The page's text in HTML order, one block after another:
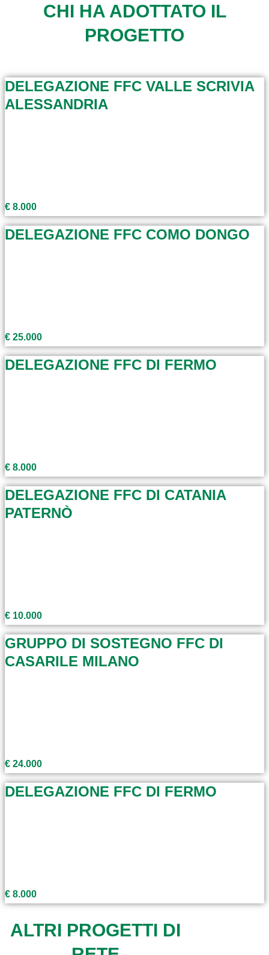
CHI HA ADOTTATO IL
PROGETTO
DELEGAZIONE FFC VALLE SCRIVIA
ALESSANDRIA
€ 8.000
DELEGAZIONE FFC COMO DONGO
€ 25.000
DELEGAZIONE FFC DI FERMO
€ 8.000
DELEGAZIONE FFC DI CATANIA
PATERNÒ
€ 10.000
GRUPPO DI SOSTEGNO FFC DI
CASARILE MILANO
€ 24.000
DELEGAZIONE FFC DI FERMO
€ 8.000
ALTRI PROGETTI DI